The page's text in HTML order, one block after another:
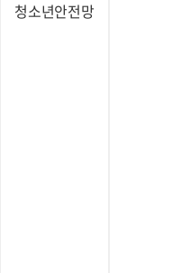
청소년안전망